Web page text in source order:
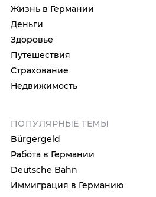
Жизнь в Германии
Деньги
Здоровье
Путешествия
Страхование
Недвижимость
ПОПУЛЯРНЫЕ ТЕМЫ
Bürgergeld
Работа в Германии
Deutsche Bahn
Иммиграция в Германию